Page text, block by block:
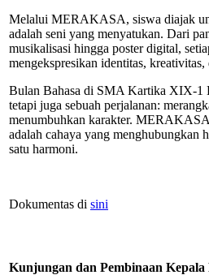
Melalui MERAKASA, siswa diajak
adalah seni yang menyatukan. Dari
musikalisasi hingga poster digital,
mengekspresikan identitas,
Bulan Bahasa di SMA Kartika XIX-1
tetapi juga sebuah perjalanan:
menumbuhkan karakter.
adalah cahaya yang menghubungkan
satu harmoni.
Dokumentas di sini
Kunjungan dan Pembinaan